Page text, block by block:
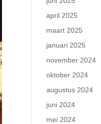
april 2025
maart 2025
januari 2025
november 2024
oktober 2024
augustus 2024
juni 2024
mei 2024